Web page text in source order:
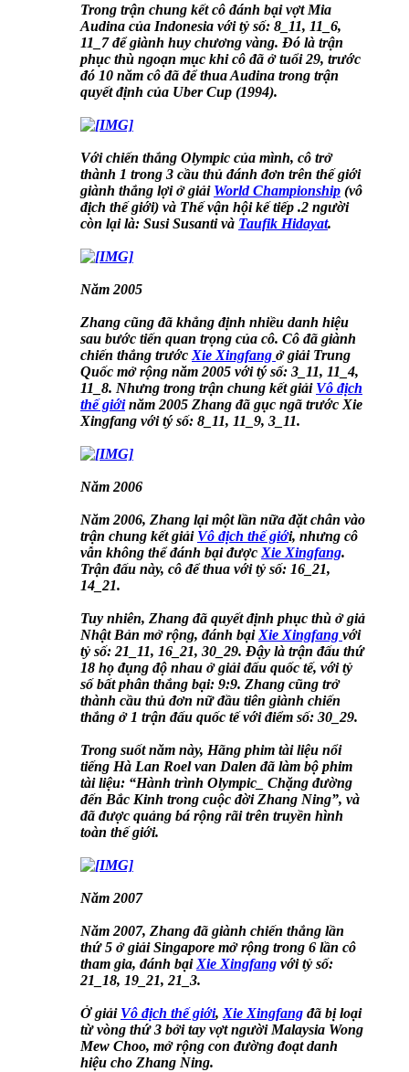
Trong trận chung kết cô đánh bại vợt Mia
Audina của Indonesia với tỷ số: 8_11, 11_6,
11_7 để giành huy chương vàng. Đó là trận
phục thù ngoạn mục khi cô đã ở tuổi 29, trước
đó 10 năm cô đã để thua Audina trong trận
quyết định của Uber Cup (1994).
Với chiến thắng Olympic của mình, cô trở
thành 1 trong 3 cầu thủ đánh đơn trên thế giới
giành thắng lợi ở giải World Championship (vô
địch thế giới) và Thế vận hội kế tiếp .2 người
còn lại là: Susi Susanti và Taufik Hidayat.
Năm 2005
Zhang cũng đã khẳng định nhiều danh hiệu
sau bước tiến quan trọng của cô. Cô đã giành
chiến thắng trước Xie Xingfang ở giải Trung
Quốc mở rộng năm 2005 với tý số: 3_11, 11_4,
11_8. Nhưng trong trận chung kết giải Vô địch
thế giớinăm 2005 Zhang đã gục ngã trước Xie
Xingfang với tý số: 8_11, 11_9, 3_11.
Năm 2006
Năm 2006, Zhang lại một lần nữa đặt chân vào
trận chung kết giải Vô địch thế giới, nhưng cô
vẫn không thể đánh bại được Xie Xingfang.
Trận đấu này, cô để thua với tỷ số: 16_21,
14_21.
Tuy nhiên, Zhang đã quyết định phục thù ở giả
Nhật Bản mở rộng, đánh bại Xie Xingfang với
tỷ số: 21_11, 16_21, 30_29. Đậy là trận đấu thứ
18 họ đụng độ nhau ở giải đấu quốc tế, với tỷ
số bất phân thắng bại: 9:9. Zhang cũng trở
thành cầu thủ đơn nữ đầu tiên giành chiến
thắng ở 1 trận đấu quốc tế với điểm số: 30_29.
Trong suốt năm này, Hãng phim tài liệu nổi
tiếng Hà Lan Roel van Dalen đã làm bộ phim
tài liệu: “Hành trình Olympic_ Chặng đường
đến Bắc Kinh trong cuộc đời Zhang Ning”, và
đã được quảng bá rộng rãi trên truyền hình
toàn thế giới.
Năm 2007
Năm 2007, Zhang đã giành chiến thắng lần
thứ 5 ở giải Singapore mở rộng trong 6 lần cô
tham gia, đánh bại Xie Xingfang với tỷ số:
21_18, 19_21, 21_3.
Ở giải Vô địch thế giới, Xie Xingfang đã bị loại
từ vòng thứ 3 bởi tay vợt người Malaysia Wong
Mew Choo, mở rộng con đường đoạt danh
hiệu cho Zhang Ning.